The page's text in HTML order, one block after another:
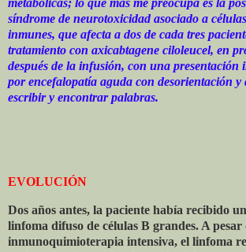
síndrome de neurotoxicidad asociado a
inmunes, que afecta a dos de cada tres
tratamiento con axicabtagene ciloleucel, en
después de la infusión, con una presentación
por encefalopatía aguda con desorientación
escribir y encontrar palabras.
EVOLUCIÓN
Dos años antes, la paciente había recibido
linfoma difuso de células B grandes. A pesar
inmunoquimioterapia intensiva, el linfoma